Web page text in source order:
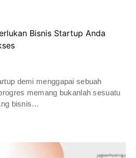
Bisnis Startup Anda
demi menggapai sebuah
memang bukanlah sesuatu
bisnis…